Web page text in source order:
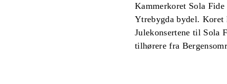
Kammerkoret Sola
Ytrebygda bydel. Koret
Julekonsertene til Sola
tilhørere fra